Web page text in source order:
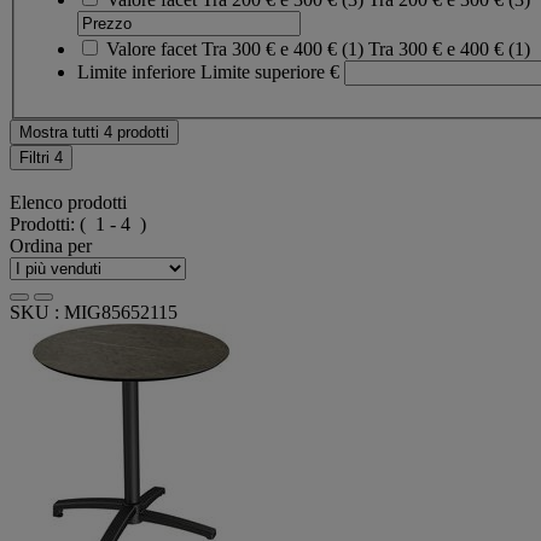
Valore facet Tra 300 € e 400 € (1) Tra 300 € e 400 € (1)
Limite inferiore Limite superiore €
Mostra tutti 4 prodotti
Filtri 4
Elenco prodotti
Prodotti: ( 1 - 4 )
Ordina per
SKU : MIG85652115